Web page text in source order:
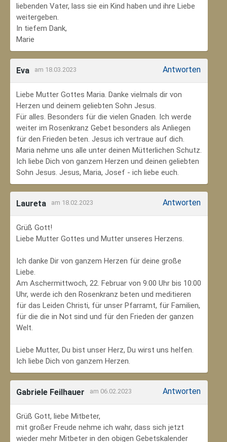
liebenden Vater, lass sie ein Kind haben und ihre Liebe
weitergeben.
In tiefem Dank,
Marie
Eva am 18.03.2023 Antworten
Liebe Mutter Gottes Maria. Danke vielmals dir von
Herzen und deinem geliebten Sohn Jesus.
Für alles. Besonders für die vielen Gnaden. Ich werde
weiter im Rosenkranz Gebet besonders als Anliegen
für den Frieden beten. Jesus ich vertraue auf dich.
Maria nehme uns alle unter deinen Mütterlichen Schutz.
Ich liebe Dich von ganzem Herzen und deinen geliebten
Sohn Jesus. Jesus, Maria, Josef - ich liebe euch.
Laureta am 18.02.2023 Antworten
Grüß Gott!
Liebe Mutter Gottes und Mutter unseres Herzens.
Ich danke Dir von ganzem Herzen für deine große
Liebe.
Am Aschermittwoch, 22. Februar von 9:00 Uhr bis 10:00
Uhr, werde ich den Rosenkranz beten und meditieren
für das Leiden Christi, für unser Pfarramt, für Familien,
für die die in Not sind und für den Frieden der ganzen
Welt.
Liebe Mutter, Du bist unser Herz, Du wirst uns helfen.
Ich liebe Dich von ganzem Herzen.
Gabriele Feilhauer am 06.02.2023 Antworten
Grüß Gott, liebe Mitbeter,
mit großer Freude nehme ich wahr, dass sich jetzt
wieder mehr Mitbeter in den obigen Gebetskalender